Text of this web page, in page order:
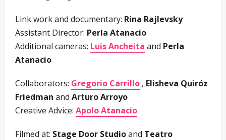
Link work and documentary: Rina Rajlevsky
Assistant Director: Perla Atanacio
Additional cameras: Luis Ancheita and Perla
Atanacio
Collaborators: Gregorio Carrillo , Elisheva Quiróz
Friedman and Arturo Arroyo
Creative Advice: Apolo Atanacio
Filmed at: Stage Door Studioand Teatro